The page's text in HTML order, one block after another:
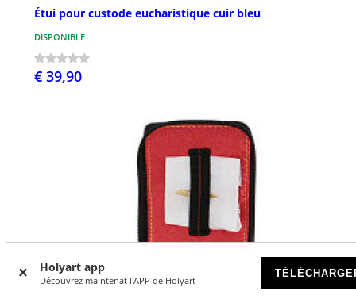
Holyart app
Découvrez maintenat l'APP de Holyart
Étui pour custode eucharistique cuir bleu
DISPONIBLE
€ 39,90